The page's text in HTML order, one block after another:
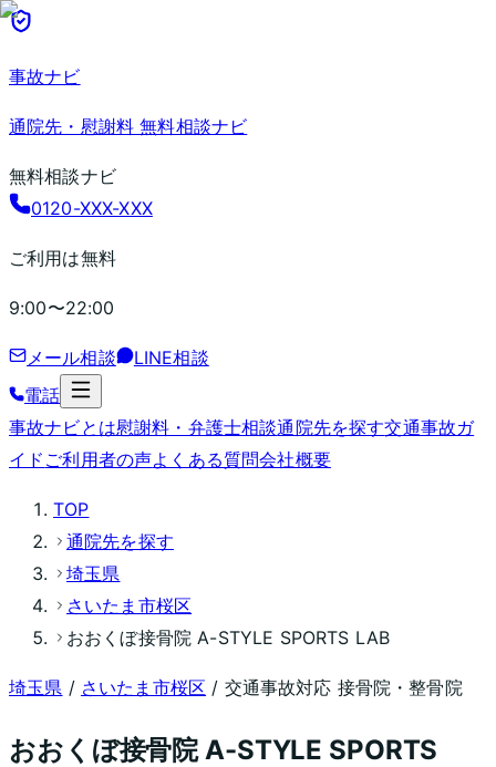
事故ナビ
通院先・慰謝料 無料相談ナビ
無料相談ナビ
0120-XXX-XXX
ご利用は無料
9:00〜22:00
メール相談
LINE相談
電話
事故ナビとは慰謝料・弁護士相談通院先を探す交通事故ガ
イド ご利用者の声よくある質問会社概要
TOP
通院先を探す
埼玉県
さいたま市桜区
おおくぼ接骨院 A-STYLE SPORTS LAB
埼玉県 / さいたま市桜区 / 交通事故対応 接骨院・整骨院
おおくぼ接骨院 A-STYLE SPORTS